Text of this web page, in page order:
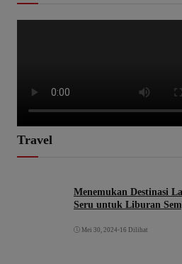
Travel
Menemukan Destinasi
Seru untuk Liburan
Mei 30, 2024 • 16 Dilihat